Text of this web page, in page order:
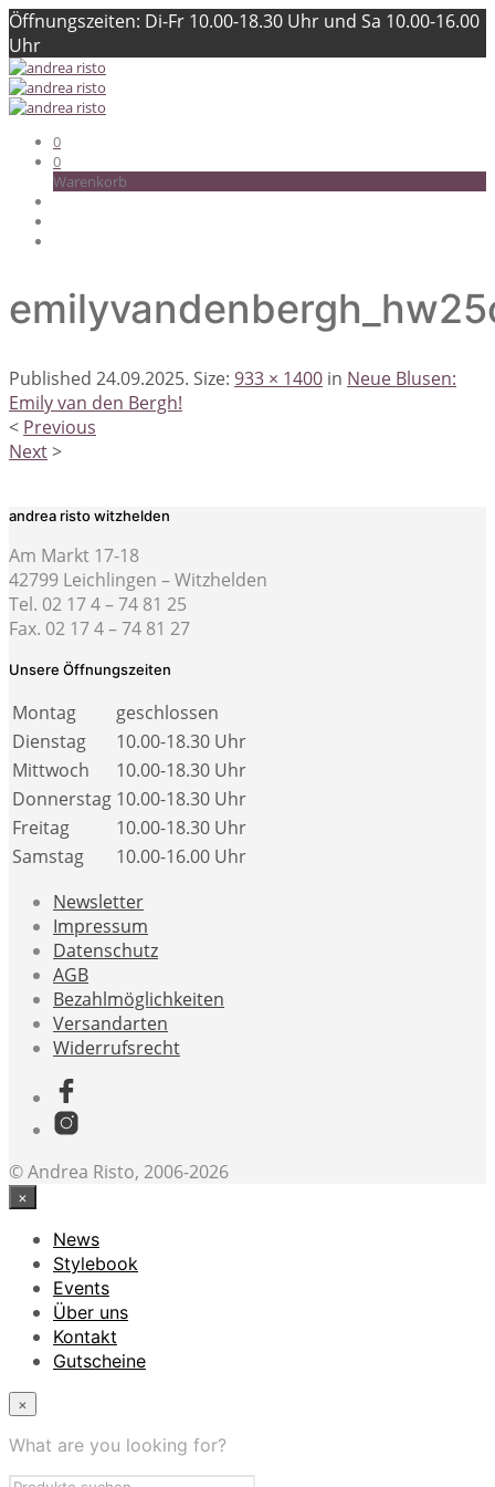
Öffnungszeiten: Di-Fr 10.00-18.30 Uhr und Sa 10.00-16.00
Uhr
0
0
Warenkorb
Published 24.09.2025. Size: 933 × 1400 in Neue Blusen:
Emily van den Bergh!
< Previous
Next>
andrea risto witzhelden
Am Markt 17-18
42799 Leichlingen – Witzhelden
Tel. 02 17 4 – 74 81 25
Fax. 02 17 4 – 74 81 27
Unsere Öffnungszeiten
Montag
geschlossen
Dienstag
10.00-18.30 Uhr
Mittwoch
10.00-18.30 Uhr
Donnerstag 10.00-18.30 Uhr
Freitag
10.00-18.30 Uhr
Samstag
10.00-16.00 Uhr
Newsletter
Impressum
Datenschutz
AGB
Bezahlmöglichkeiten
Versandarten
Widerrufsrecht
© Andrea Risto, 2006-2026
×
News
Stylebook
Events
Über uns
Kontakt
Gutscheine
×
What are you looking for?